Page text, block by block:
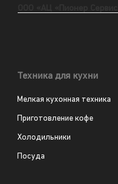
Техника для кухни
Мелкая кухонная техника
Приготовление кофе
Холодильники
Посуда